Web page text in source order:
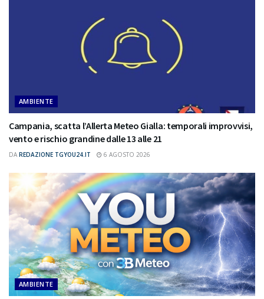
AMBIENTE
Campania, scatta l’Allerta Meteo Gialla: temporali improvvisi,
vento e rischio grandine dalle 13 alle 21
DA REDAZIONE TGYOU24.IT 6 AGOSTO 2026
AMBIENTE